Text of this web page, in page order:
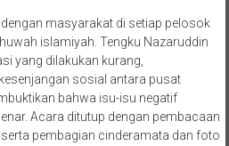
islamiyah. Tengku Nazaruddin
yang dilakukan kurang,
sosial antara pusat
bahwa isu-isu negatif
Acara ditutup dengan pembacaan
pembagian cinderamata dan foto